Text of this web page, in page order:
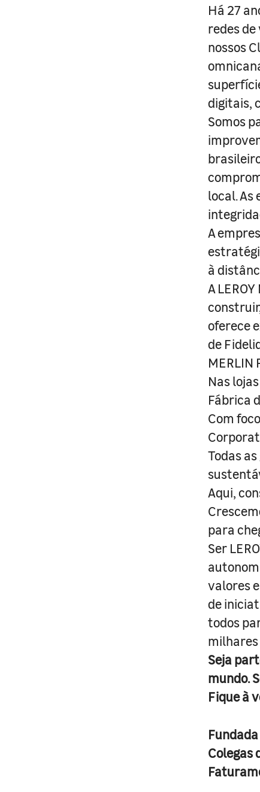
Há 27
redes
nossos
digitais,
Somos
local. As
A
à
A
oferece
de
MERLIN
Nas
Fábrica
Com
Todas
Aqui,
para
Ser
valores
de
todos
Seja
mundo.
Fique à
Colegas